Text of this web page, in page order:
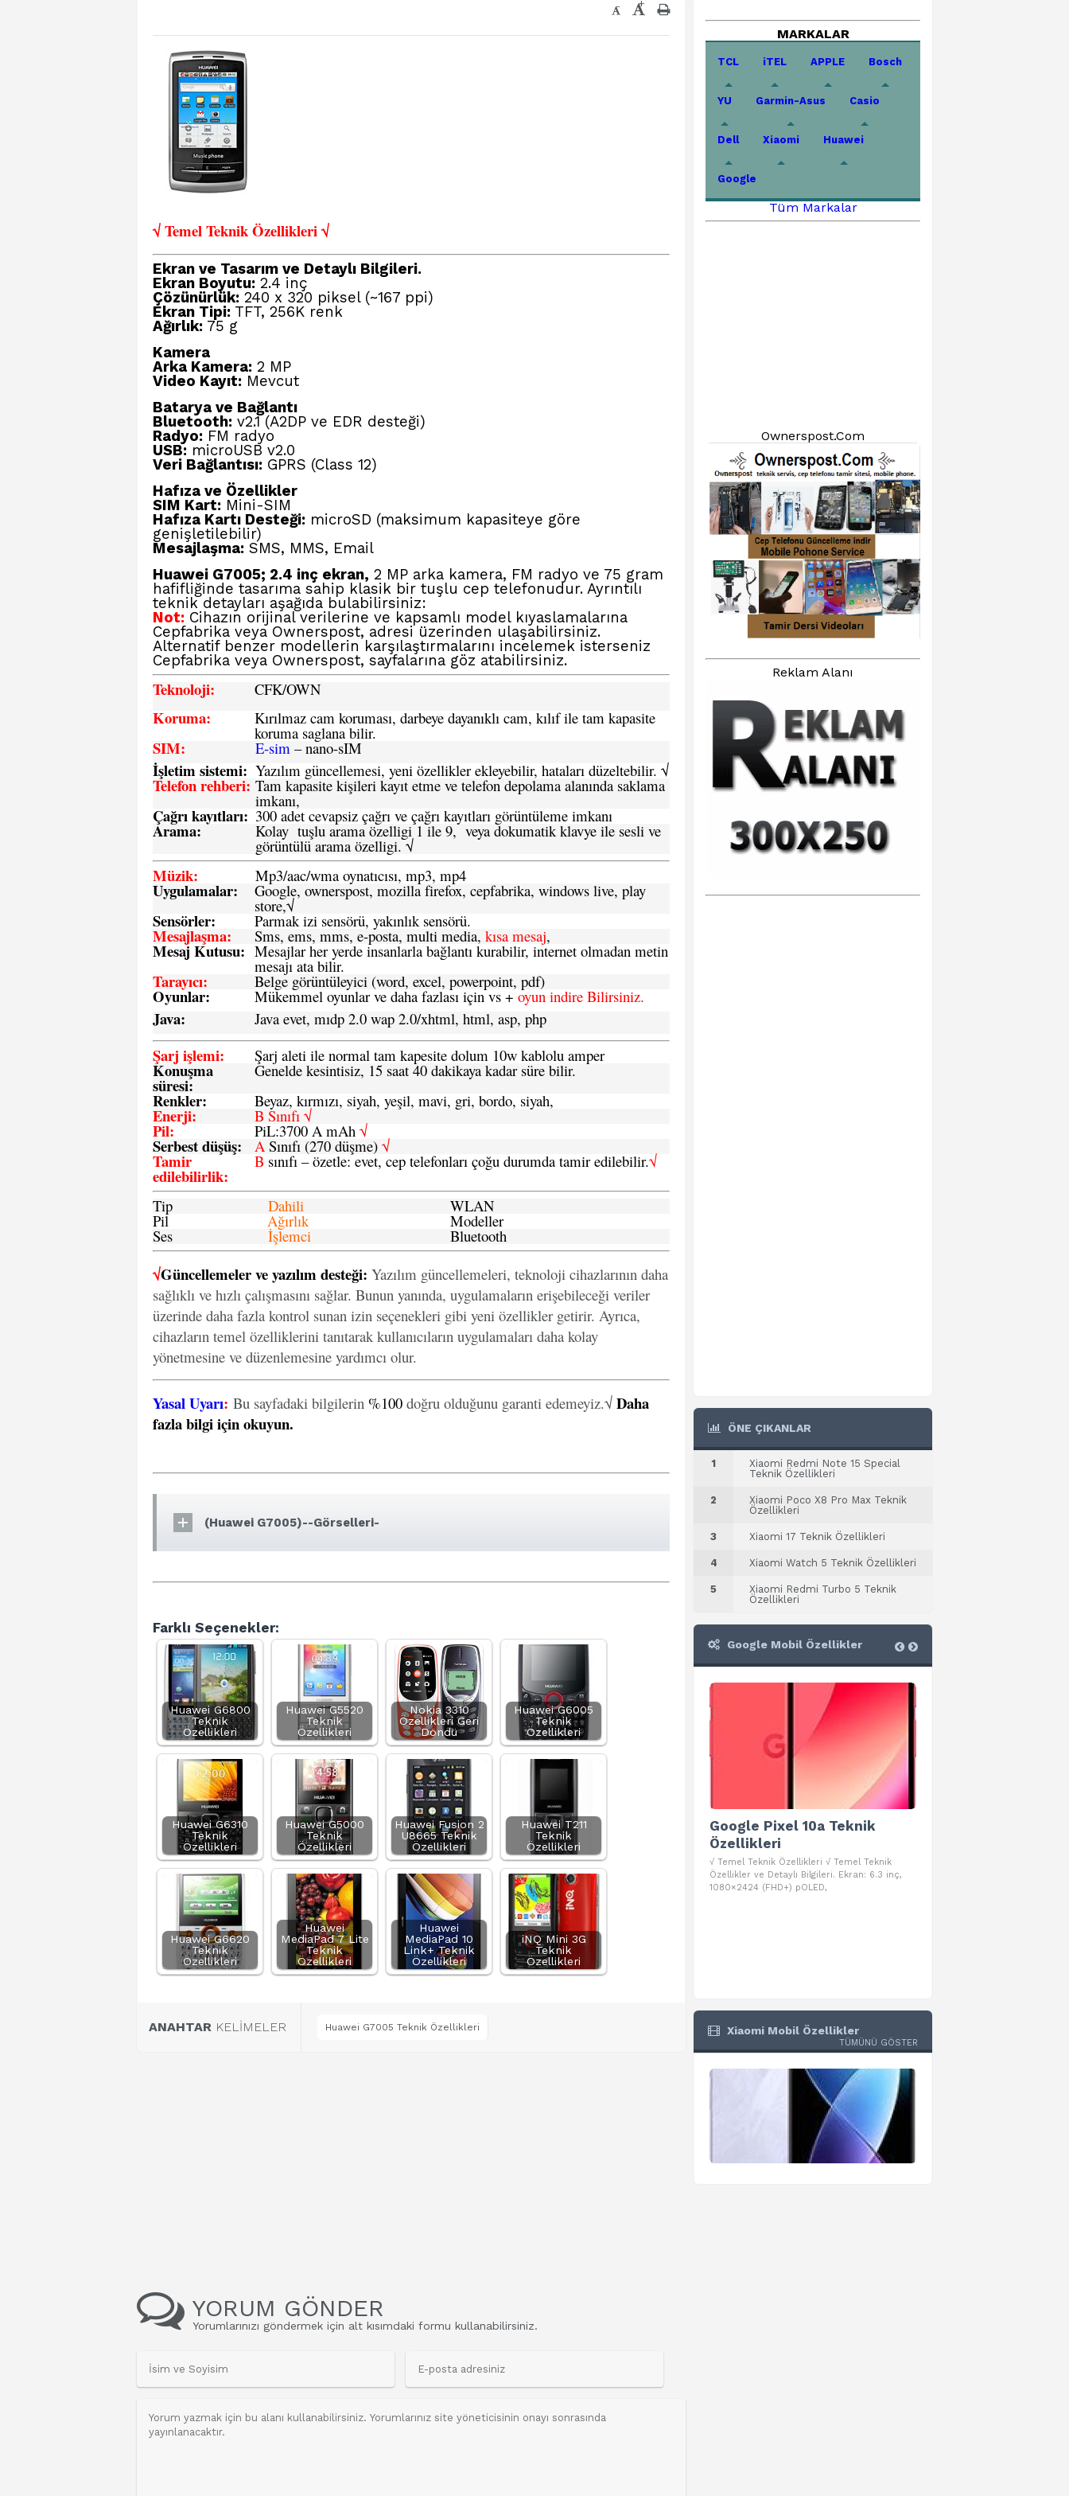
- +
√ Temel Teknik Özellikleri √
Ekran ve Tasarım ve Detaylı Bilgileri.
Ekran Boyutu: 2.4 inç
Çözünürlük: 240 x 320 piksel (~167 ppi)
Ekran Tipi: TFT, 256K renk
Ağırlık: 75 g
Kamera
Arka Kamera: 2 MP
Video Kayıt: Mevcut
Batarya ve Bağlantı
Bluetooth: v2.1 (A2DP ve EDR desteği)
Radyo: FM radyo
USB: microUSB v2.0
Veri Bağlantısı: GPRS (Class 12)
Hafıza ve Özellikler
SIM Kart: Mini-SIM
Hafıza Kartı Desteği: microSD (maksimum kapasiteye göre
genişletilebilir)
Mesajlaşma: SMS, MMS, Email
Huawei G7005; 2.4 inç ekran, 2 MP arka kamera, FM radyo ve 75 gram
hafifliğinde tasarıma sahip klasik bir tuşlu cep telefonudur. Ayrıntılı
teknik detayları aşağıda bulabilirsiniz:
Not: Cihazın orijinal verilerine ve kapsamlı model kıyaslamalarına
Cepfabrika veya Ownerspost, adresi üzerinden ulaşabilirsiniz.
Alternatif benzer modellerin karşılaştırmalarını incelemek isterseniz
Cepfabrika veya Ownerspost, sayfalarına göz atabilirsiniz.
Teknoloji: CFK/OWN
Koruma: Kırılmaz cam koruması, darbeye dayanıklı cam, kılıf ile tam kapasite
koruma saglana bilir.
SIM: E-sim – nano-sIM
İşletim sistemi: Yazılım güncellemesi, yeni özellikler ekleyebilir, hataları düzeltebilir. √
Telefon rehberi: Tam kapasite kişileri kayıt etme ve telefon depolama alanında saklama
imkanı,
Çağrı kayıtları: 300 adet cevapsiz çağrı ve çağrı kayıtları görüntüleme imkanı
Arama: Kolay tuşlu arama özelligi 1 ile 9, veya dokumatik klavye ile sesli ve
görüntülü arama özelligi. √
Müzik: Mp3/aac/wma oynatıcısı, mp3, mp4
Uygulamalar: Google, ownerspost, mozilla firefox, cepfabrika, windows live, play
store,√
Sensörler: Parmak izi sensörü, yakınlık sensörü.
Mesajlaşma: Sms, ems, mms, e-posta, multi media, kısa mesaj,
Mesaj Kutusu: Mesajlar her yerde insanlarla bağlantı kurabilir, internet olmadan metin
mesajı ata bilir.
Tarayıcı: Belge görüntüleyici (word, excel, powerpoint, pdf)
Oyunlar: Mükemmel oyunlar ve daha fazlası için vs +oyun indire Bilirsiniz.
Java: Java evet, mıdp 2.0 wap 2.0/xhtml, html, asp, php
Şarj işlemi: Şarj aleti ile normal tam kapesite dolum 10w kablolu amper
Konuşma
süresi:
Genelde kesintisiz, 15 saat 40 dakikaya kadar süre bilir.
Renkler: Beyaz, kırmızı, siyah, yeşil, mavi, gri, bordo, siyah,
Enerji: B Sınıfı √
Pil: PiL:3700 A mAh √
Serbest düşüş: ASınıfı (270 düşme) √
Tamir
edilebilirlik:
B sınıfı – özetle: evet, cep telefonları çoğu durumda tamir edilebilir.√
Tip Dahili WLAN
Pil Ağırlık Modeller
Ses İşlemci Bluetooth
√Güncellemeler ve yazılım desteği: Yazılım güncellemeleri, teknoloji cihazlarının daha
sağlıklı ve hızlı çalışmasını sağlar. Bunun yanında, uygulamaların erişebileceği veriler
üzerinde daha fazla kontrol sunan izin seçenekleri gibi yeni özellikler getirir. Ayrıca,
cihazların temel özelliklerini tanıtarak kullanıcıların uygulamaları daha kolay
yönetmesine ve düzenlemesine yardımcı olur.
Yasal Uyarı: Bu sayfadaki bilgilerin %100 doğru olduğunu garanti edemeyiz.√ Daha
fazla bilgi için okuyun.
(Huawei G7005)--Görselleri-
Farklı Seçenekler:
Huawei G6800
Teknik
Özellikleri
Huawei G5520
Teknik
Özellikleri
Nokia 3310
Özellikleri Geri
Döndü
Huawei G6005
Teknik
Özellikleri
Huawei G6310
Teknik
Özellikleri
Huawei G5000
Teknik
Özellikleri
Huawei Fusion 2
U8665 Teknik
Özellikleri
Huawei T211
Teknik
Özellikleri
Huawei G6620
Teknik
Özellikleri
Huawei
MediaPad 7 Lite
Teknik
Özellikleri
Huawei
MediaPad 10
Link+ Teknik
Özellikleri
iNQ Mini 3G
Teknik
Özellikleri
ANAHTAR KELİMELER Huawei G7005 Teknik Özellikleri
YORUM GÖNDER
Yorumlarınızı göndermek için alt kısımdaki formu kullanabilirsiniz.
MARKALAR
TCL iTEL APPLE Bosch
YU Garmin-Asus Casio
Dell Xiaomi Huawei
Google
Tüm Markalar
Ownerspost.Com
Reklam Alanı
ÖNE ÇIKANLAR
1
Xiaomi Redmi Note 15 Special
Teknik Özellikleri
2
Xiaomi Poco X8 Pro Max Teknik
Özellikleri
3 Xiaomi 17 Teknik Özellikleri
4 Xiaomi Watch 5 Teknik Özellikleri
5
Xiaomi Redmi Turbo 5 Teknik
Özellikleri
Google Mobil Özellikler
Google Pixel 10 Pro Teknik
Özellikleri
√ Temel Teknik Özellikleri √ Temel Teknik
Özellikler ve Detaylı Bilgileri. Ekran: 6.3 inç,
1280 x 2856 piksel, 120 Hz LTPO
Google Pixel 10a Teknik
Özellikleri
√ Temel Teknik Özellikleri √ Temel Teknik
Özellikler ve Detaylı Bilgileri. Ekran: 6.3 inç,
1080×2424 (FHD+) pOLED,
Xiaomi Mobil Özellikler
TÜMÜNÜ GÖSTER